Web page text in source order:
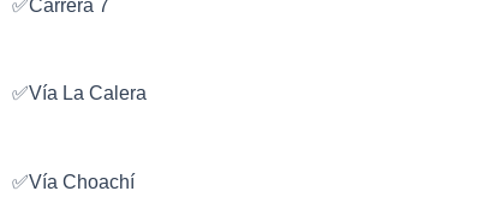
✅Carrera 7
✅Vía La Calera
✅Vía Choachí